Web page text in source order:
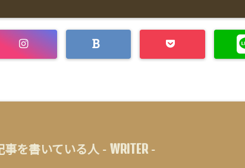
事を書いている人 - WRITER-